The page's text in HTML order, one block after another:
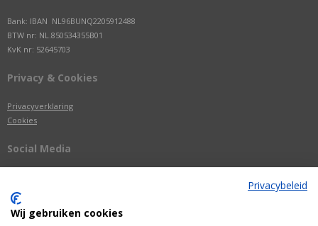
Bank: IBAN NL96BUNQ2205912488
BTW nr: NL.850534355B01
KvK nr: 52645703
Privacy & Cookies
Privacyverklaring
Cookies
Social Media
Privacybeleid
Wij gebruiken cookies